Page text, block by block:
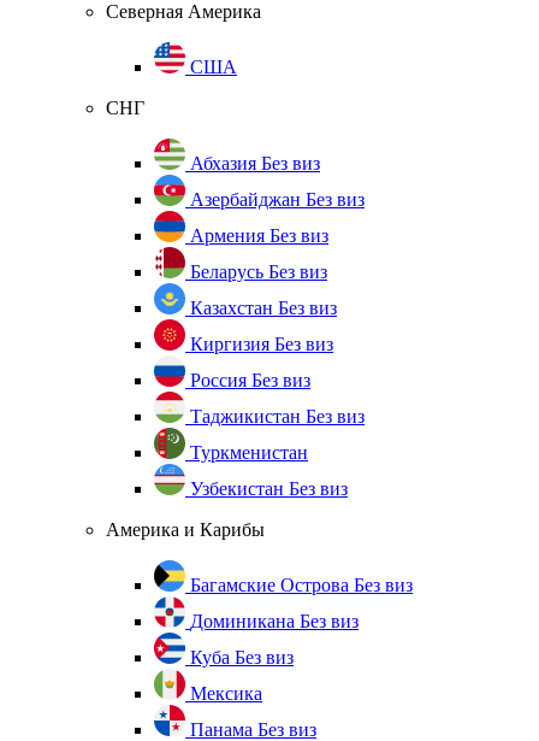
Северная Америка
США
СНГ
Абхазия Без виз
Азербайджан Без виз
Армения Без виз
Беларусь Без виз
Казахстан Без виз
Киргизия Без виз
Россия Без виз
Таджикистан Без виз
Туркменистан
Узбекистан Без виз
Америка и Карибы
Багамские Острова Без виз
Доминикана Без виз
Куба Без виз
Мексика
Панама Без виз